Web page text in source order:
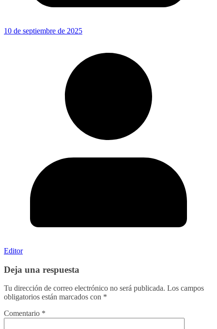
10 de septiembre de 2025
Editor
Deja una respuesta
Tu dirección de correo electrónico no será publicada. Los campos
obligatorios están marcados con *
Comentario *